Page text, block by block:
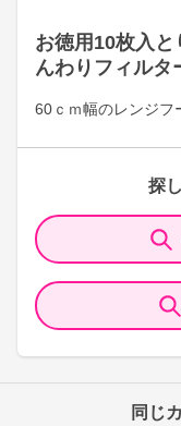
お徳用10枚入
んわりフィルタ
60ｃｍ幅のレンジフ
探
同じ